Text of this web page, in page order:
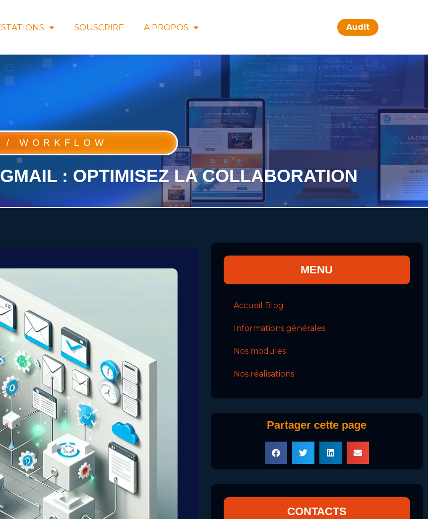
SOUSCRIRE A PROPOS Audit
WORKFLOW
: OPTIMISEZ LA COLLABORATION
MENU
Accueil Blog
Informations générales
Nos modules
Nos réalisations
Partager cette page
CONTACTS